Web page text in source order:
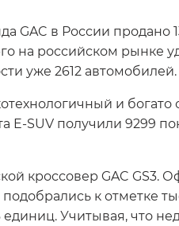
GAC в России продано
на российском рынке
уже 2612 автомобилей.
и
SUV получили 9299
кроссовер GAC
к отметке
Учитывая, что